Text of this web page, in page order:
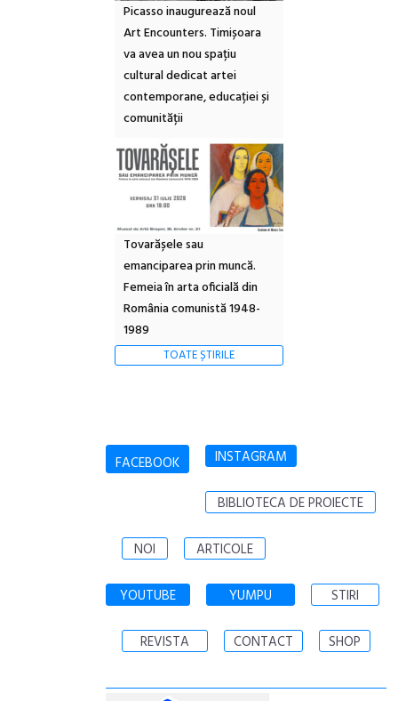
Picasso inaugurează noul
Art Encounters. Timișoara
va avea un nou spațiu
cultural dedicat artei
contemporane, educației și
comunității
Tovarășele sau
emanciparea prin muncă.
Femeia în arta oficială din
România comunistă 1948-
1989
TOATE ȘTIRILE
FACEBOOK INSTAGRAM
BIBLIOTECA DE PROIECTE
NOI ARTICOLE
YOUTUBE YUMPU STIRI
REVISTA CONTACT SHOP